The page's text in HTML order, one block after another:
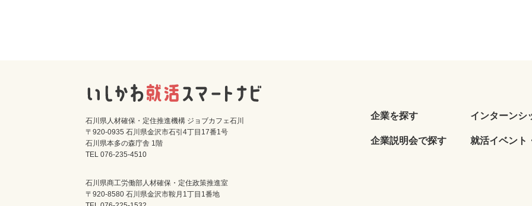
石川県人材確保・定住推進機構 ジョブカフェ石川
〒920-0935 石川県金沢市石引4丁目17番1号
石川県本多の森庁舎 1階
TEL 076-235-4510
石川県商工労働部人材確保・定住政策推進室
〒920-8580 石川県金沢市鞍月1丁目1番地
企業を探す
企業説明会で探す
インターンシ
就活イベント